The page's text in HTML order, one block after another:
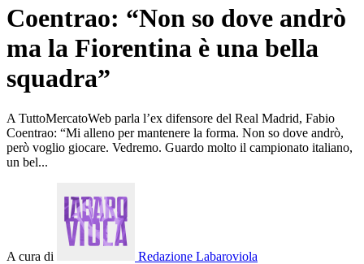
Coentrao: “Non so dove andrò
ma la Fiorentina è una bella
squadra”
A TuttoMercatoWeb parla l’ex difensore del Real Madrid, Fabio
Coentrao: “Mi alleno per mantenere la forma. Non so dove andrò,
però voglio giocare. Vedremo. Guardo molto il campionato italiano,
un bel...
A cura di Redazione Labaroviola